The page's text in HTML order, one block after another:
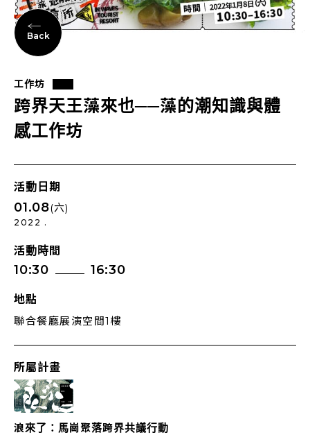
Back
工作坊
跨界天王藻來也──藻的潮知識與體
感工作坊
活動日期
01.08(六)
2022 .
活動時間
10:30 16:30
地點
聯合餐廳展演空間1樓
所屬計畫
浪來了：馬崗聚落跨界共議行動